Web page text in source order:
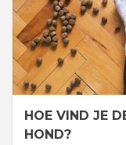
HOE VIND JE
HOND?